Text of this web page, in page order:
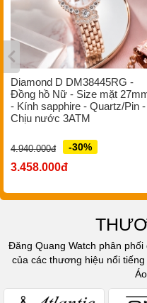
Diamond D DM38445RG -
Đồng hồ Nữ - Size mặt
- Kính sapphire - Quartz/Pin -
Chịu nước 3ATM
4.940.000đ -30%
3.458.000đ
Đăng Quang Watch phân
của các thương hiệu nổi